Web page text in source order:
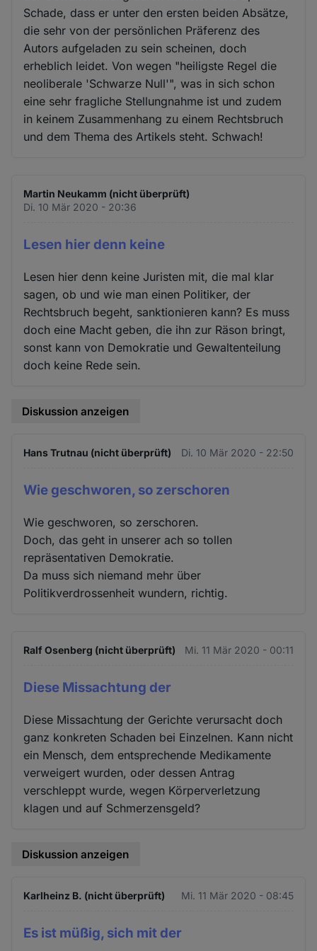
Schade, dass er unter den ersten beiden Absätze,
die sehr von der persönlichen Präferenz des
Autors aufgeladen zu sein scheinen, doch
erheblich leidet. Von wegen "heiligste Regel die
neoliberale 'Schwarze Null'", was in sich schon
eine sehr fragliche Stellungnahme ist und zudem
in keinem Zusammenhang zu einem Rechtsbruch
und dem Thema des Artikels steht. Schwach!
Martin Neukamm (nicht überprüft)
Di. 10 Mär 2020 - 20:36
Lesen hier denn keine
Lesen hier denn keine Juristen mit, die mal klar
sagen, ob und wie man einen Politiker, der
Rechtsbruch begeht, sanktionieren kann? Es muss
doch eine Macht geben, die ihn zur Räson bringt,
sonst kann von Demokratie und Gewaltenteilung
doch keine Rede sein.
Diskussion anzeigen
Hans Trutnau (nicht überprüft) Di. 10 Mär 2020 - 22:50
Wie geschworen, so zerschoren
Wie geschworen, so zerschoren.
Doch, das geht in unserer ach so tollen
repräsentativen Demokratie.
Da muss sich niemand mehr über
Politikverdrossenheit wundern, richtig.
Ralf Osenberg (nicht überprüft) Mi. 11 Mär 2020 - 00:11
Diese Missachtung der
Diese Missachtung der Gerichte verursacht doch
ganz konkreten Schaden bei Einzelnen. Kann nicht
ein Mensch, dem entsprechende Medikamente
verweigert wurden, oder dessen Antrag
verschleppt wurde, wegen Körperverletzung
klagen und auf Schmerzensgeld?
Diskussion anzeigen
Karlheinz B. (nicht überprüft) Mi. 11 Mär 2020 - 08:45
Es ist müßig, sich mit der